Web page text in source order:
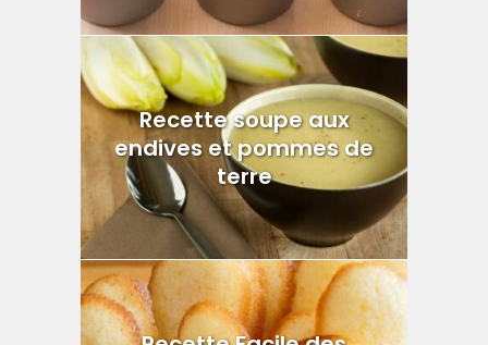
Recette soupe aux
endives et pommes de
terre